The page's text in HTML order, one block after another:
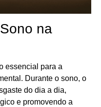
na
essencial para a
Durante o sono, o
do dia a dia,
e promovendo a